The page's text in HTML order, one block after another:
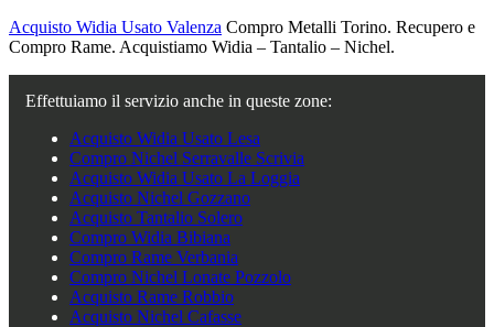
Acquisto Widia Usato Valenza Compro Metalli Torino. Recupero e
Compro Rame. Acquistiamo Widia – Tantalio – Nichel.
Effettuiamo il servizio anche in queste zone:
Acquisto Widia Usato Lesa
Compro Nichel Serravalle Scrivia
Acquisto Widia Usato La Loggia
Acquisto Nichel Gozzano
Acquisto Tantalio Solero
Compro Widia Bibiana
Compro Rame Verbania
Compro Nichel Lonate Pozzolo
Acquisto Rame Robbio
Acquisto Nichel Cafasse